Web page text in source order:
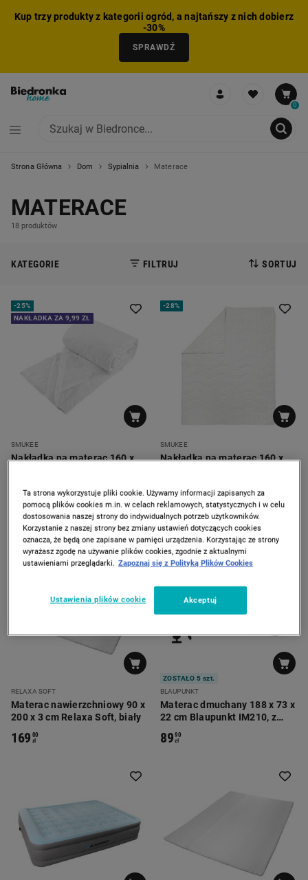
Kup trzy produkty z kategorii ogród, a najtańszy z nich dobierz
-30%
SPRAWDŹ
0
Strona Główna Dom Sypialnia Materace
MATERACE
18 produktów
KATEGORIE FILTRUJ SORTUJ
-25%
NAKŁADKA ZA 9,99 ZŁ
SMUKEE
Nakładka na materac 160 x
49 zł 66 90
zł
Najniższa cena z 30 dni
-28%
SMUKEE
Nakładka na materac 160 x
49 zł 69 90
zł
Najniższa cena od wprowadzenia
produktu
RELAXA SOFT
Materac nawierzchniowy 90 x
200 x 3 cm Relaxa Soft, biały
169 00
zł
ZOSTAŁO 5 szt.
BLAUPUNKT
Materac dmuchany 188 x 73 x
22 cm Blaupunkt IM210, z
8990
zł
Ta strona wykorzystuje pliki cookie. Używamy informacji zapisanych za
pomocą plików cookies m.in. w celach reklamowych, statystycznych i w celu
dostosowania naszej strony do indywidualnych potrzeb użytkowników.
Korzystanie z naszej strony bez zmiany ustawień dotyczących cookies
oznacza, że będą one zapisane w pamięci urządzenia. Korzystając ze strony
wyrażasz zgodę na używanie plików cookies, zgodnie z aktualnymi
ustawieniami przeglądarki. Zapoznaj się z Polityką Plików Cookies
Ustawienia plików cookie Akceptuj